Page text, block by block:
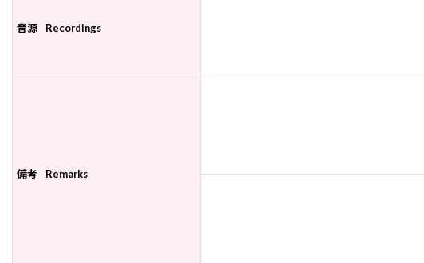
音源 Recordings
備考 Remarks